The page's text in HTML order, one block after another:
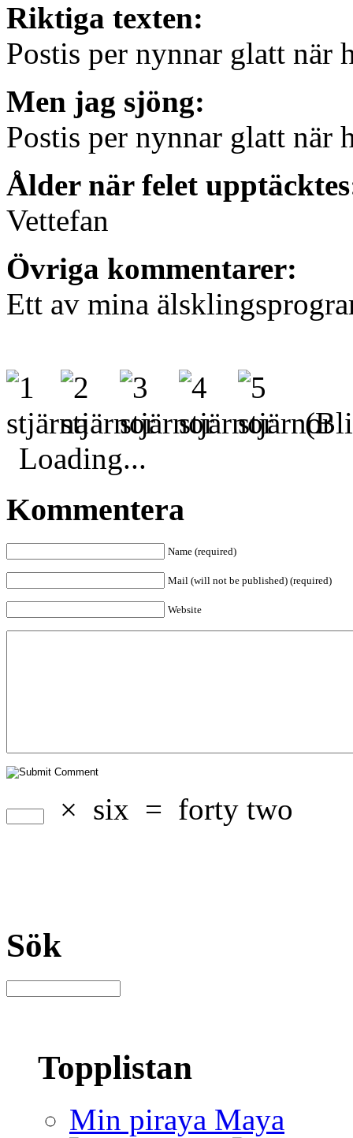
Riktiga texten:
Postis per nynnar glatt
Men jag sjöng:
Postis per nynnar glatt när
Ålder när felet
Vettefan
Övriga kommentarer:
Ett av mina
(Bli
Loading...
Kommentera
Name (required)
Mail (will not be published) (required)
Website
× six = forty two
Sök
Topplistan
Min piraya Maya